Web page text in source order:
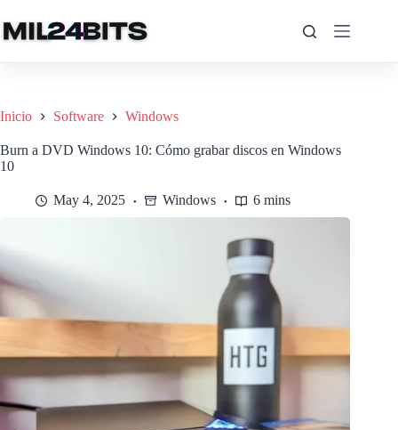
al
contenido
Inicio Software Windows
Burn a DVD Windows 10: Cómo grabar discos en Windows
10
May 4, 2025 Windows 6 mins